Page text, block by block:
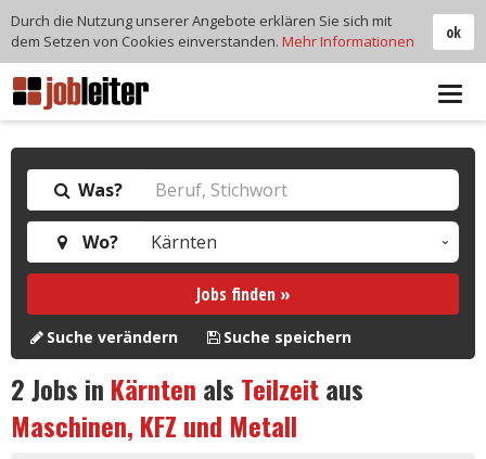
Was?
Wo?
Jobs finden »
Suche verändern Suche speichern
2Jobs in Kärnten als Teilzeitaus
Maschinen, KFZ und Metall
ok
Durch die Nutzung unserer Angebote erklären Sie sich mit
dem Setzen von Cookies einverstanden. Mehr Informationen